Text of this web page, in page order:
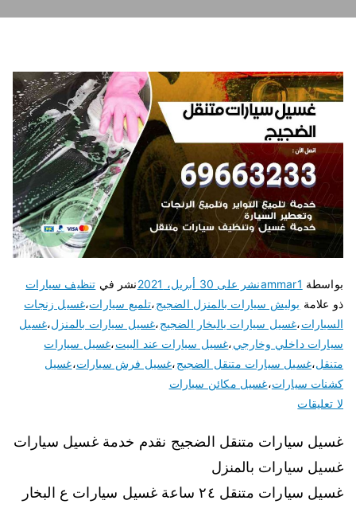
بواسطة ammar1نشر على 30 أبريل، 2021 نشر في تنظيف سيارات
ذو علامة بوليش سيارات بالمنزل الضجيج،تلميع سيارات،غسيل زنجات
السيارات،غسيل سيارات بالبخار الضجيج،غسيل سيارات بالمنزل،غسيل
سيارات داخلي وخارجي،غسيل سيارات عند البيت،غسيل سيارات
متنقل،غسيل سيارات متنقل الضجيج،غسيل فرش سيارات،غسيل
كشنات سيارات،غسيل مكائن سيارات
لا تعليقات
غسيل سيارات متنقل الضجيج نقدم خدمة غسيل سيارات
غسيل سيارات بالمنزل
غسيل سيارات متنقل ٢٤ ساعة غسيل سيارات ع البخار